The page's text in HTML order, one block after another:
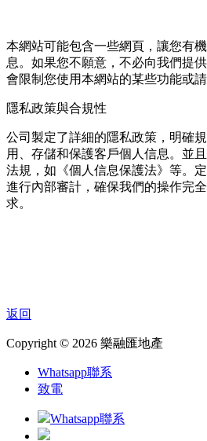
本網站可能包含一些網頁，讓您有
息。如果您不願意，不必向我們提
會限制您使用本網站的某些功能或
隱私政策與合規性
公司製定了詳細的隱私政策，明確
用、存儲和保護客戶個人信息。並
法規，如《個人信息保護法》等。
進行內部審計，確保我們的操作完
求。
返回
Copyright © 2026 樂融匯地產
Whatsapp聯系
致電
Whatsapp聯系